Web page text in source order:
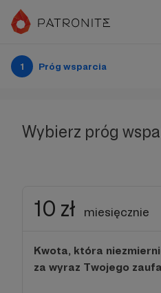
1 Próg wsparcia
Wybierz próg
10 zł miesięcznie
Kwota, która
za wyraz Twojego